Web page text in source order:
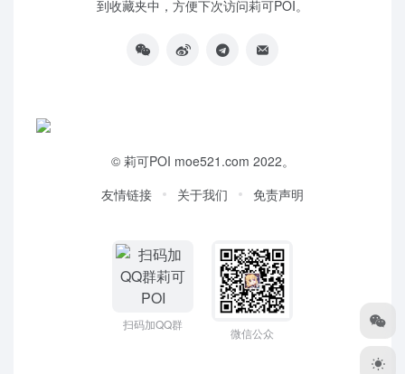
到收藏夹中，方便下次访问莉可POI。
© 莉可POI moe521.com 2022。
友情链接
关于我们 免责声明
扫码加QQ群
微信公众